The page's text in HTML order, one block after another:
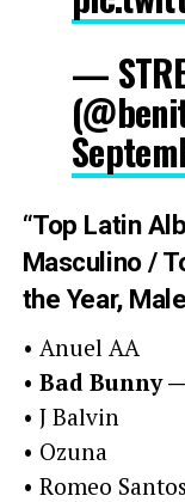
—
“Top Latin
Masculino /
the Year,
• Anuel AA
• Bad Bunny
• J Balvin
• Ozuna
• Romeo Santos